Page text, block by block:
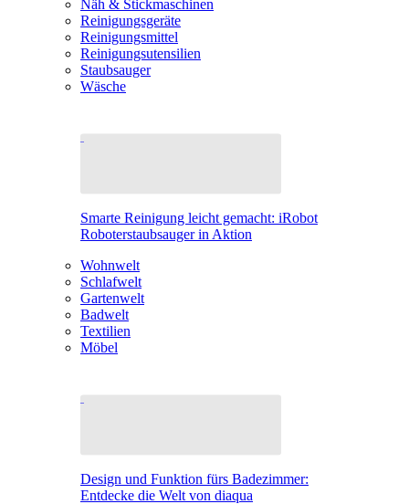
Näh & Stickmaschinen
Reinigungsgeräte
Reinigungsmittel
Reinigungsutensilien
Staubsauger
Wäsche
Smarte Reinigung leicht gemacht: iRobot
Roboterstaubsauger in Aktion
Wohnwelt
Schlafwelt
Gartenwelt
Badwelt
Textilien
Möbel
Design und Funktion fürs Badezimmer:
Entdecke die Welt von diaqua